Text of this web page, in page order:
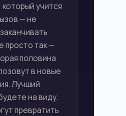
учится
— не
просто так —
половина
в новые
Лучший
на виду.
превратить